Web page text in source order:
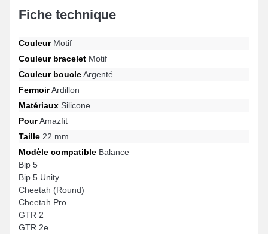
Fiche technique
CouleurMotif
Couleur bracelet Motif
Couleur boucleArgenté
FermoirArdillon
Matériaux Silicone
PourAmazfit
Taille 22 mm
Modèle compatible Balance
Bip 5
Bip 5 Unity
Cheetah (Round)
Cheetah Pro
GTR 2
GTR 2e